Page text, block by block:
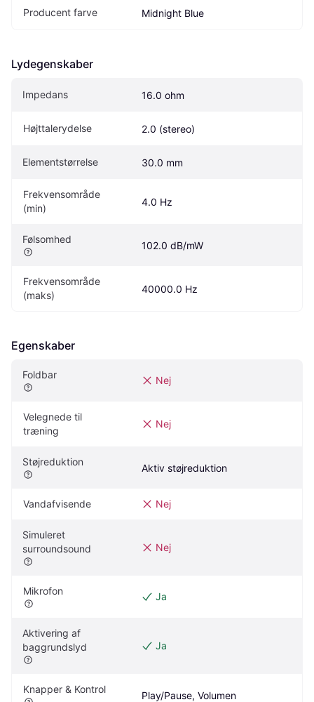
Producent farve Midnight Blue
Lydegenskaber
Impedans 16.0 ohm
Højttalerydelse 2.0 (stereo)
Elementstørrelse 30.0 mm
Frekvensområde
(min)
4.0 Hz
Følsomhed
102.0 dB/mW
Frekvensområde
(maks)
40000.0 Hz
Egenskaber
Foldbar Nej
Velegnede til
træning
Nej
Støjreduktion
Aktiv støjreduktion
Vandafvisende Nej
Simuleret
surroundsound
Nej
Mikrofon Ja
Aktivering af
baggrundslyd
Ja
Knapper & Kontrol
Play/Pause, Volumen